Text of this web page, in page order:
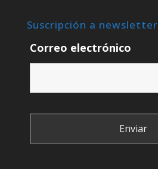
Suscripción a newsletter
Correo electrónico